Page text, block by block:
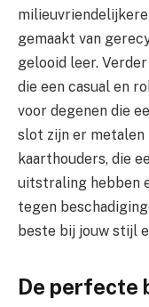
gemaakt van
gelooid leer.
die een casual en
voor degenen die
slot zijn er metalen
kaarthouders, die
uitstraling hebben
tegen
beste bij jouw stijl
De perfecte